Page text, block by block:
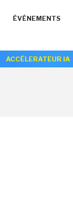
ÉVÉNEMENTS
ACCÉLERATEUR IA